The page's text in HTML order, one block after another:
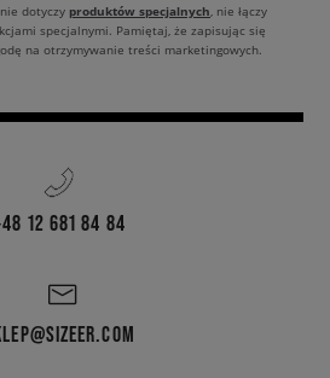
dotyczy produktów specjalnych , nie łączy
specjalnymi. Pamiętaj, że zapisując się
na otrzymywanie treści marketingowych.
12 681 84 84